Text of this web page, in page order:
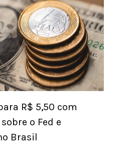
R$ 5,50 com
o Fed e
Brasil